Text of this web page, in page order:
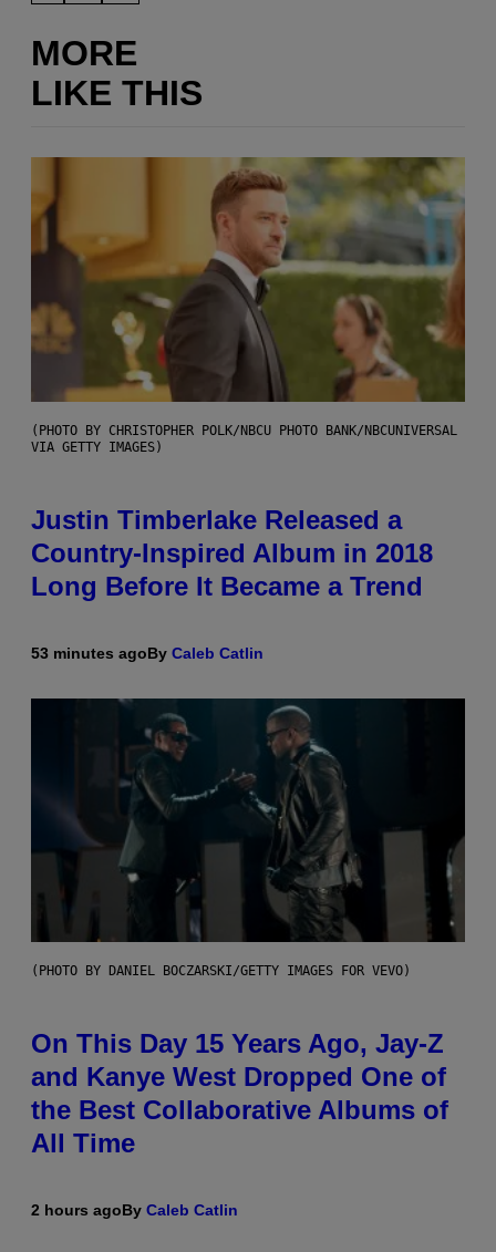
MORE
LIKE THIS
(PHOTO BY CHRISTOPHER POLK/NBCU PHOTO BANK/NBCUNIVERSAL
VIA GETTY IMAGES)
Justin Timberlake Released a
Country-Inspired Album in 2018
Long Before It Became a Trend
53 minutes agoBy Caleb Catlin
(PHOTO BY DANIEL BOCZARSKI/GETTY IMAGES FOR VEVO)
On This Day 15 Years Ago, Jay-Z
and Kanye West Dropped One of
the Best Collaborative Albums of
All Time
2 hours agoBy Caleb Catlin